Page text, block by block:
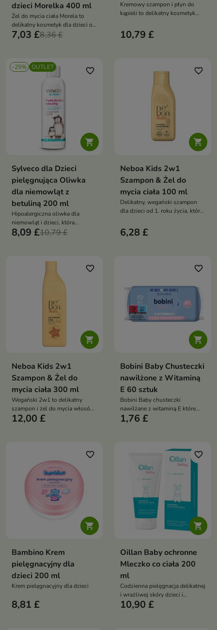
dzieci Morelka 400 ml
Żel do mycia ciała Morela to
delikatny kosmetyk dla dzieci od
1. roku życia, który łagodnie
7,03 £8,36 £
Kremowy szampon i płyn do
kąpieli to delikatny kosmetyk
włosów i ciała niemowląt oraz
dzieci. Łagodnie oczyszcza,
10,79 £
-25% OUTLET

favorite_border
Sylveco dla Dzieci
pielęgnująca Oliwka
dla niemowląt z
betuliną 200 ml
Hipoalergiczna oliwka dla
niemowląt i dzieci, która
natłuszcza, łagodzi podrażnienia
8,09 £10,79 £

favorite_border
Neboa Kids 2w1
Szampon & Żel do
mycia ciała 100 ml
Delikatny, wegański szampon
dla dzieci od 1. roku życia, który
wygładza włosy oraz skórę
głowy, zapobiegając plątaniu –
6,28 £

favorite_border
Neboa Kids 2w1
Szampon & Żel do
mycia ciała 300 ml
Wegański 2w1 to delikatny
szampon i żel do mycia włosów
oraz ciała dzieci od 1. roku życia.
skórę oraz włosy, pozostawiając
je miękkie, gładkie i pełne blasku
– bez podrażnień i przesuszenia
12,00 £

favorite_border
Bobini Baby Chusteczki
nawilżone z Witaminą
E 60 sztuk
Bobini Baby chusteczki
nawilżane z witaminą E które
delikatnie oczyszczają
1,76 £

favorite_border
Bambino Krem
pielęgnacyjny dla
dzieci 200 ml
Krem pielęgnacyjny dla dzieci
8,81 £

favorite_border
Oillan Baby ochronne
Mleczko co ciała 200
ml
Codzienna pielęgnacja delikatnej
i wrażliwej skóry dzieci i
dorosłych
10,90 £